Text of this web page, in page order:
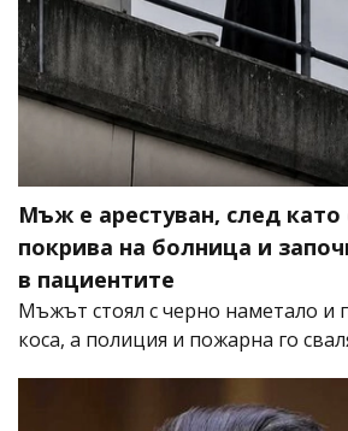
Мъж е арестуван, след като
покрива на болница и
в пациентите
Мъжът стоял с черно наметало и
коса, а полиция и пожарна го